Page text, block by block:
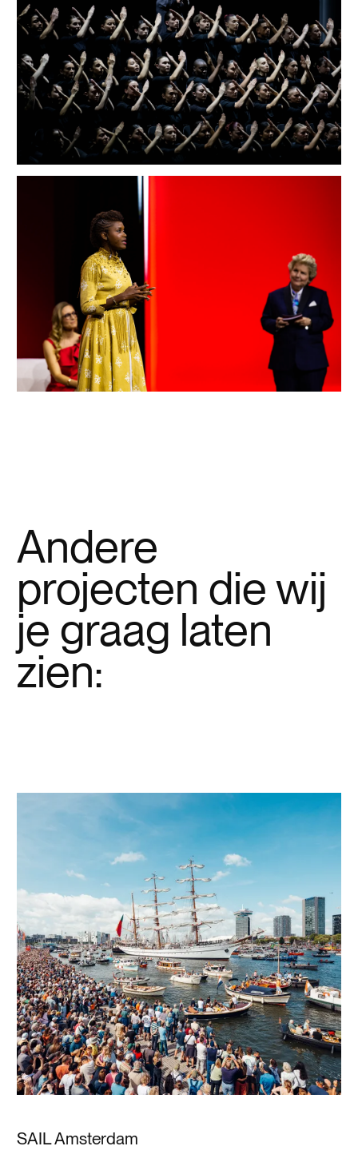
Andere
projecten die wij
je graag laten
zien:
SAIL Amsterdam